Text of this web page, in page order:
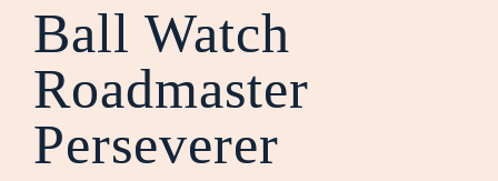
Ball Watch
Roadmaster
Perseverer